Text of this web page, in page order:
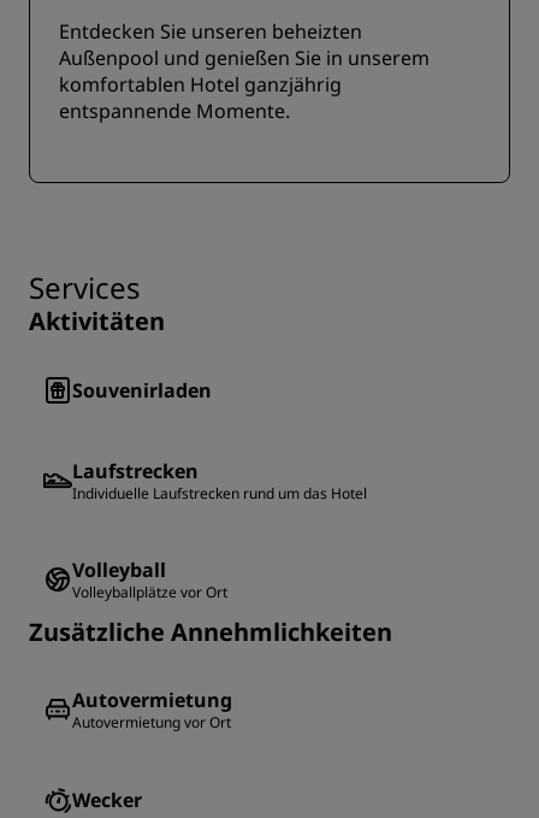
Entdecken Sie unseren beheizten
Außenpool und genießen Sie in unserem
komfortablen Hotel ganzjährig
entspannende Momente.
Services
Aktivitäten
Souvenirladen
Laufstrecken
Individuelle Laufstrecken rund um das Hotel
Volleyball
Volleyballplätze vor Ort
Zusätzliche Annehmlichkeiten
Autovermietung
Autovermietung vor Ort
Wecker